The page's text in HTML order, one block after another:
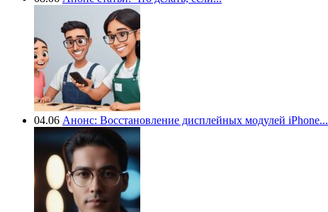
04.06 Анонс: Восстановление дисплейных модулей iPhone...